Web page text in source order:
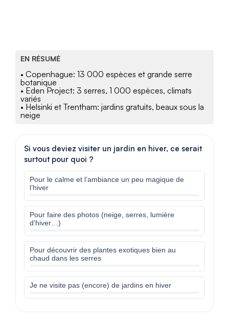
EN RÉSUMÉ
• Copenhague: 13 000 espèces et grande serre
botanique
• Eden Project: 3 serres, 1 000 espèces, climats
variés
• Helsinki et Trentham: jardins gratuits, beaux sous la
neige
Si vous deviez visiter un jardin en hiver, ce serait
surtout pour quoi ?
Pour le calme et l’ambiance un peu magique de
l’hiver
Pour faire des photos (neige, serres, lumière
d’hiver…)
Pour découvrir des plantes exotiques bien au
chaud dans les serres
Je ne visite pas (encore) de jardins en hiver